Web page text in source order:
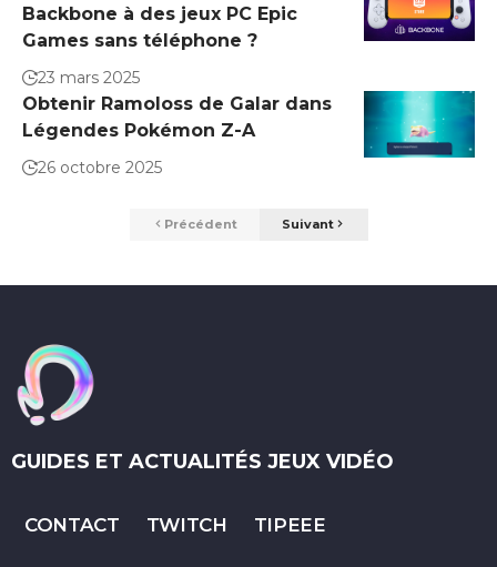
Backbone à des jeux PC Epic
Games sans téléphone ?
23 mars 2025
Obtenir Ramoloss de Galar dans
Légendes Pokémon Z-A
26 octobre 2025
Précédent Suivant
GUIDES ET ACTUALITÉS JEUX VIDÉO
CONTACT TWITCH TIPEEE